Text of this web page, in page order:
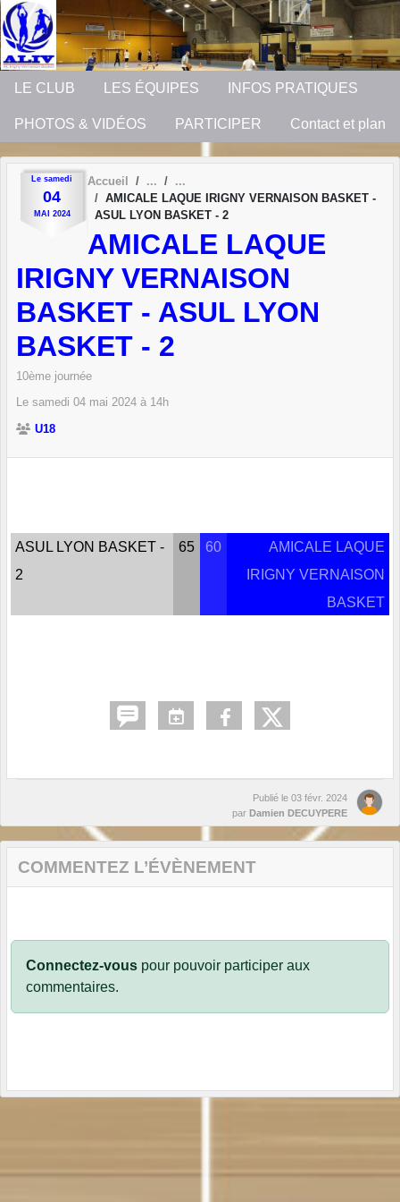
LE CLUB LES ÉQUIPES INFOS PRATIQUES
PHOTOS & VIDÉOS PARTICIPER Contact et plan
Le samedi
04
MAI 2024
Accueil
AMICALE LAQUE IRIGNY VERNAISON BASKET -
ASUL LYON BASKET - 2
AMICALE LAQUE
IRIGNY VERNAISON
BASKET - ASUL LYON
BASKET - 2
10ème journée
Le samedi 04 mai 2024 à 14h
U18
ASUL LYON BASKET -
2
65 60
AMICALE LAQUE
IRIGNY VERNAISON
BASKET
Publié le 03 févr. 2024
par Damien DECUYPERE
COMMENTEZ L’ÉVÈNEMENT
Connectez-vous pour pouvoir participer aux
commentaires.
Panneau de gestion des cookies